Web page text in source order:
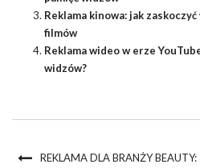
Reklama kinowa: jak
filmów
Reklama wideo w erze
widzów?
REKLAMA DLA BRANŻY